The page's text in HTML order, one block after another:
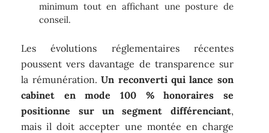
minimum tout en affichant une posture de
conseil.
Les évolutions réglementaires récentes
poussent vers davantage de transparence sur
la rémunération.Un reconverti qui lance son
cabinet en mode 100 % honoraires se
positionne sur un segment différenciant,
mais il doit accepter une montée en charge